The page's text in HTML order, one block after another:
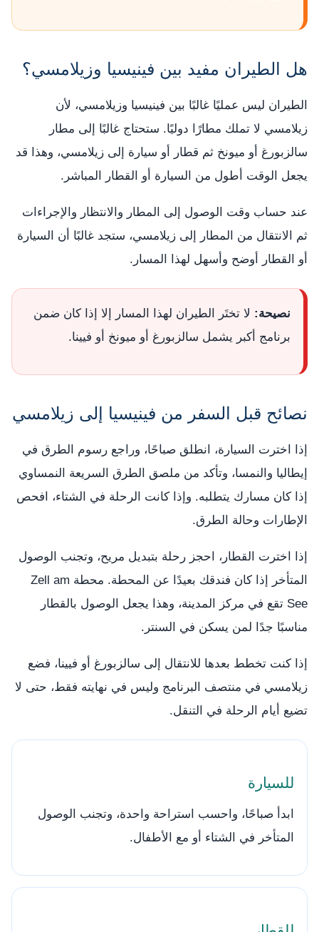
هل الطيران مفيد بين فينيسيا وزيلامسي؟
الطيران ليس عمليًا غالبًا بين فينيسيا وزيلامسي، لأن
زيلامسي لا تملك مطارًا دوليًا. ستحتاج غالبًا إلى مطار
سالزبورغ أو ميونخ ثم قطار أو سيارة إلى زيلامسي، وهذا قد
يجعل الوقت أطول من السيارة أو القطار المباشر.
عند حساب وقت الوصول إلى المطار والانتظار والإجراءات
ثم الانتقال من المطار إلى زيلامسي، ستجد غالبًا أن السيارة
أو القطار أوضح وأسهل لهذا المسار.
نصيحة: لا تختَر الطيران لهذا المسار إلا إذا كان ضمن
برنامج أكبر يشمل سالزبورغ أو ميونخ أو فيينا.
نصائح قبل السفر من فينيسيا إلى زيلامسي
إذا اخترت السيارة، انطلق صباحًا، وراجع رسوم الطرق في
إيطاليا والنمسا، وتأكد من ملصق الطرق السريعة النمساوي
إذا كان مسارك يتطلبه. وإذا كانت الرحلة في الشتاء، افحص
الإطارات وحالة الطرق.
إذا اخترت القطار، احجز رحلة بتبديل مريح، وتجنب الوصول
المتأخر إذا كان فندقك بعيدًا عن المحطة. محطة Zell am
See تقع في مركز المدينة، وهذا يجعل الوصول بالقطار
مناسبًا جدًا لمن يسكن في السنتر.
إذا كنت تخطط بعدها للانتقال إلى سالزبورغ أو فيينا، فضع
زيلامسي في منتصف البرنامج وليس في نهايته فقط، حتى لا
تضيع أيام الرحلة في التنقل.
للسيارة
ابدأ صباحًا، واحسب استراحة واحدة، وتجنب الوصول
المتأخر في الشتاء أو مع الأطفال.